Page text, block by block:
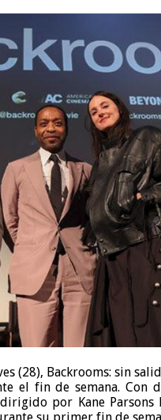
(28), Backrooms: sin
el fin de semana. Con
por Kane
su primer fin de